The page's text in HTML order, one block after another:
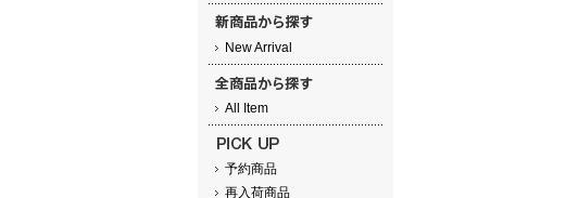
New Arrival
All Item
予約商品
再入荷商品